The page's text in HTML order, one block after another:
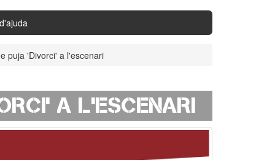
puja 'Divorci' a l'escenari
a l'escenari